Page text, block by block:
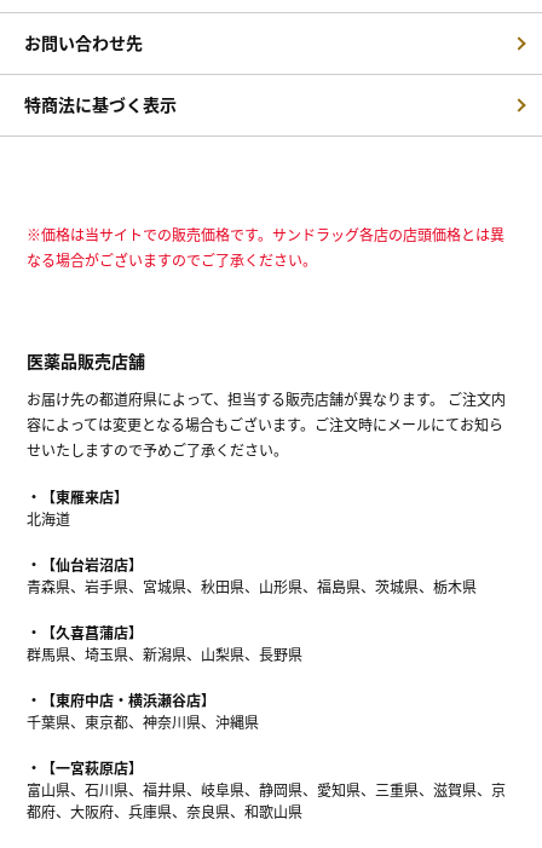
お問い合わせ先
特商法に基づく表示
※価格は当サイトでの販売価格です。サンドラッグ各店の店頭価格とは異
なる場合がございますのでご了承ください。
医薬品販売店舗
お届け先の都道府県によって、担当する販売店舗が異なります。 ご注文内
容によっては変更となる場合もございます。ご注文時にメールにてお知ら
せいたしますので予めご了承ください。
【東雁来店】
北海道
【仙台岩沼店】
青森県、岩手県、宮城県、秋田県、山形県、福島県、茨城県、栃木県
【久喜菖蒲店】
群馬県、埼玉県、新潟県、山梨県、長野県
【東府中店・横浜瀬谷店】
千葉県、東京都、神奈川県、沖縄県
【一宮萩原店】
富山県、石川県、福井県、岐阜県、静岡県、愛知県、三重県、滋賀県、京
都府、大阪府、兵庫県、奈良県、和歌山県